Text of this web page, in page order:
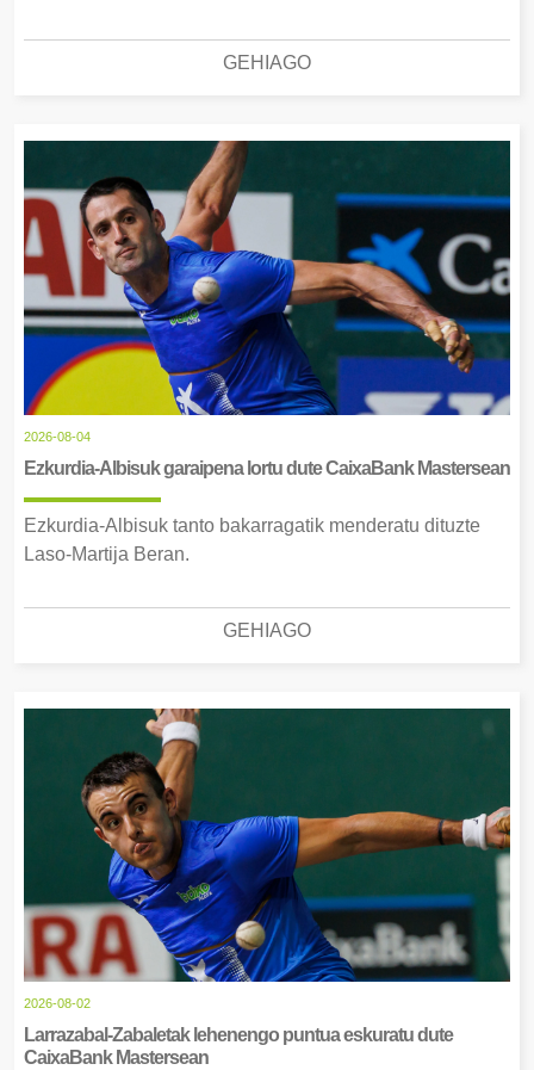
GEHIAGO
2026-08-04
Ezkurdia-Albisuk garaipena lortu dute CaixaBank Mastersean
Ezkurdia-Albisuk tanto bakarragatik menderatu dituzte
Laso-Martija Beran.
GEHIAGO
2026-08-02
Larrazabal-Zabaletak lehenengo puntua eskuratu dute
CaixaBank Mastersean